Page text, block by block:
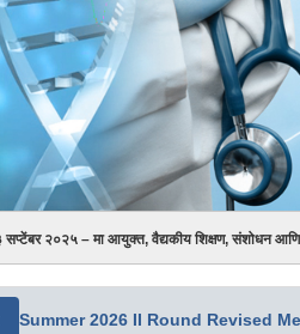
२०२५ – मा आयुक्त, वैद्यकीय शिक्षण, संशोधन
Summer 2026 II Round Revised